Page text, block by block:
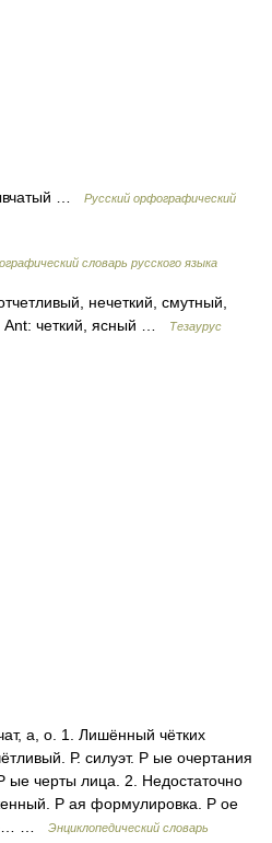
…
Русский орфографический
словарь русского языка
нечеткий, смутный,
Ant: четкий, ясный …
Тезаурус
а, о. 1. Лишённый чётких
Р. силуэт. Р ые очертания
ые черты лица. 2. Недостаточно
Р ая формулировка. Р ое
…
Энциклопедический словарь